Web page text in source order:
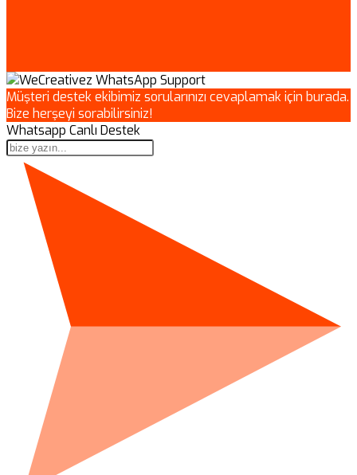
Müşteri destek ekibimiz sorularınızı cevaplamak için burada.
Bize herşeyi sorabilirsiniz!
Whatsapp Canlı Destek